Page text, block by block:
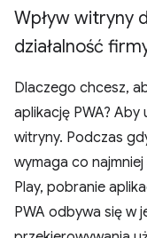
Wpływ witryny
działalność
Dlaczego chcesz,
aplikację PWA? Aby
witryny. Podczas
wymaga co
Play, pobranie
PWA odbywa się w